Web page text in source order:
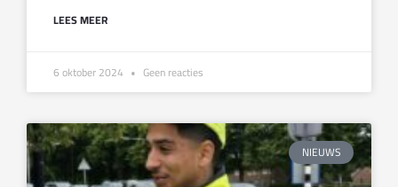
LEES MEER
6 oktober 2024 Geen reacties
NIEUWS